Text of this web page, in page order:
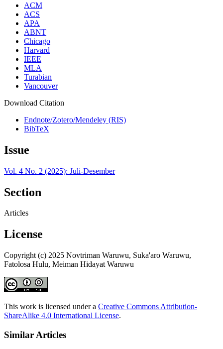
ACM
ACS
APA
ABNT
Chicago
Harvard
IEEE
MLA
Turabian
Vancouver
Download Citation
Endnote/Zotero/Mendeley (RIS)
BibTeX
Issue
Vol. 4 No. 2 (2025): Juli-Desember
Section
Articles
License
Copyright (c) 2025 Novtriman Waruwu, Suka'aro Waruwu,
Fatolosa Hulu, Meiman Hidayat Waruwu
This work is licensed under a Creative Commons Attribution-
ShareAlike 4.0 International License.
Similar Articles